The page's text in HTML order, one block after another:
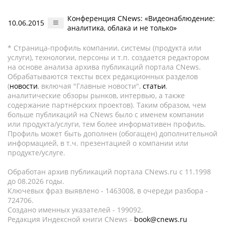
10.06.2015
Конференция CNews: «Видеонаблюдение:
аналитика, облака и не только»
* Страница-профиль компании, системы (продукта или
услуги), технологии, персоны и т.п. создается редактором
на основе анализа архива публикаций портала CNews.
Обрабатываются тексты всех редакционных разделов
(новости, включая "Главные новости", статьи,
аналитические обзоры рынков, интервью, а также
содержание партнёрских проектов). Таким образом, чем
больше публикаций на CNews было с именем компании
или продукта/услуги, тем более информативен профиль.
Профиль может быть дополнен (обогащен) дополнительной
информацией, в т.ч. презентацией о компании или
продукте/услуге.
Обработан архив публикаций портала CNews.ru c 11.1998
до 08.2026 годы.
Ключевых фраз выявлено - 1463008, в очереди разбора -
724706.
Создано именных указателей - 199092.
Редакция Индексной книги CNews - book@cnews.ru